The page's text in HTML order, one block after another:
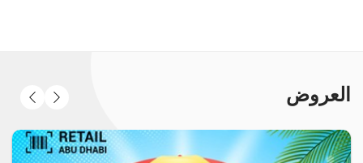
العروض